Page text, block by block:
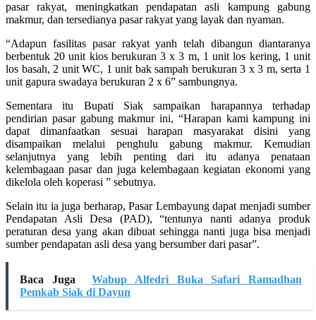
pasar rakyat, meningkatkan pendapatan asli kampung gabung
makmur, dan tersedianya pasar rakyat yang layak dan nyaman.
“Adapun fasilitas pasar rakyat yanh telah dibangun diantaranya
berbentuk 20 unit kios berukuran 3 x 3 m, 1 unit los kering, 1 unit
los basah, 2 unit WC, 1 unit bak sampah berukuran 3 x 3 m, serta 1
unit gapura swadaya berukuran 2 x 6” sambungnya.
Sementara itu Bupati Siak sampaikan harapannya terhadap
pendirian pasar gabung makmur ini, “Harapan kami kampung ini
dapat dimanfaatkan sesuai harapan masyarakat disini yang
disampaikan melalui penghulu gabung makmur. Kemudian
selanjutnya yang lebih penting dari itu adanya penataan
kelembagaan pasar dan juga kelembagaan kegiatan ekonomi yang
dikelola oleh koperasi ” sebutnya.
Selain itu ia juga berharap, Pasar Lembayung dapat menjadi sumber
Pendapatan Asli Desa (PAD), “tentunya nanti adanya produk
peraturan desa yang akan dibuat sehingga nanti juga bisa menjadi
sumber pendapatan asli desa yang bersumber dari pasar”.
Baca Juga
Wabup Alfedri Buka Safari Ramadhan
Pemkab Siak di Dayun